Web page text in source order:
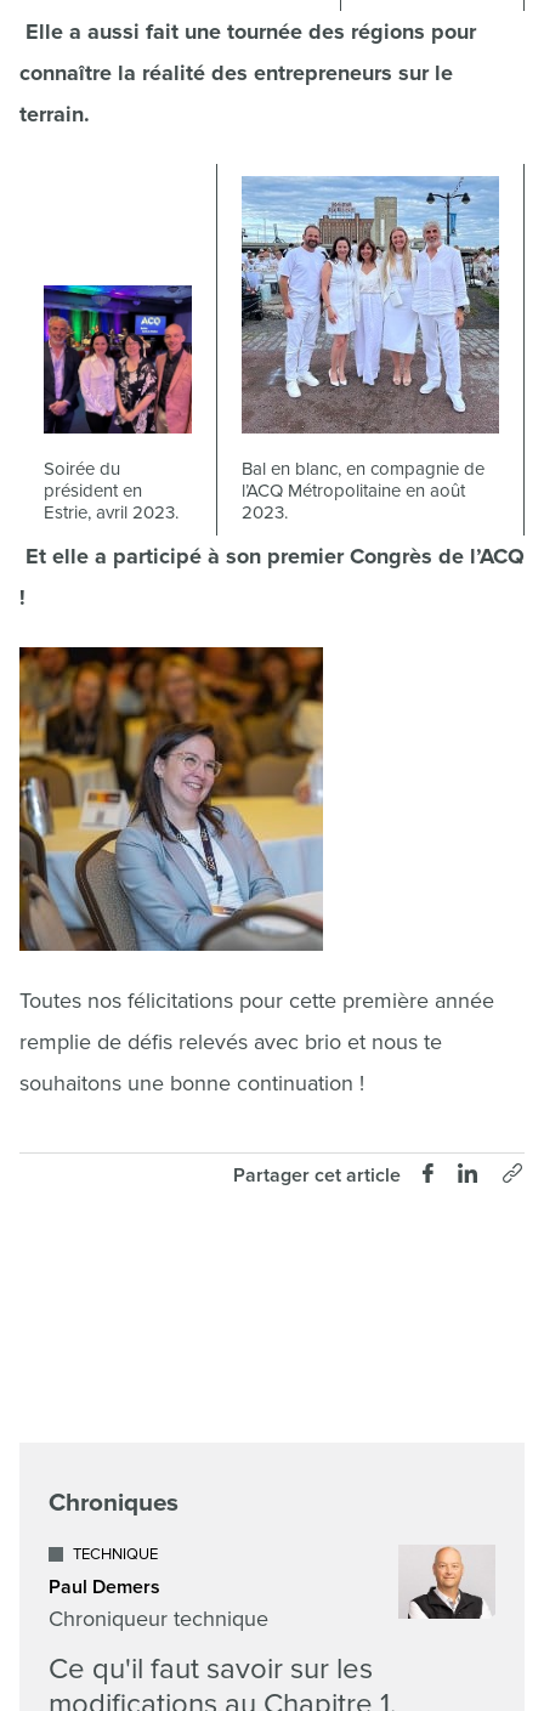
Elle a aussi fait une tournée des régions pour
connaître la réalité des entrepreneurs sur le
terrain.
Soirée du
président en
Estrie, avril 2023.
Bal en blanc, en compagnie de
l’ACQ Métropolitaine en août
2023.
Et elle a participé à son premier Congrès de l’ACQ
!
Toutes nos félicitations pour cette première année
remplie de défis relevés avec brio et nous te
souhaitons une bonne continuation !
Partager cet article
Chroniques
TECHNIQUE
Paul Demers
Chroniqueur technique
Ce qu'il faut savoir sur les